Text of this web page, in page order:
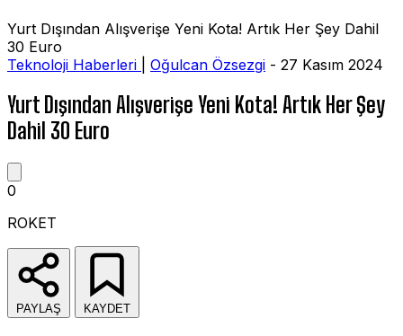
Yurt Dışından Alışverişe Yeni Kota! Artık Her Şey Dahil
30 Euro
Teknoloji Haberleri
Oğulcan Özsezgi - 27 Kasım 2024
Yurt Dışından Alışverişe Yeni Kota! Artık Her Şey
Dahil 30 Euro
0
ROKET
PAYLAŞ KAYDET